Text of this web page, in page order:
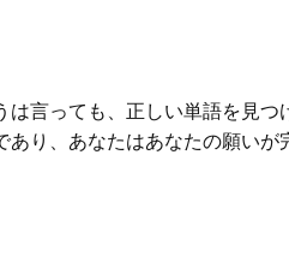
は言っても、正しい単語を見
あり、あなたはあなたの願いが